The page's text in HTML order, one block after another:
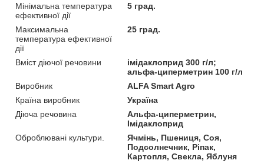
Мінімальна температура
ефективної дії
5 град.
Максимальна
температура ефективної
дії
25 град.
Вміст діючої речовини
імідаклоприд 300 г/л;
альфа-циперметрин 100 г/л
Виробник
ALFA Smart Agro
Країна виробник
Україна
Діюча речовина
Альфа-циперметрин,
Імідаклоприд
Оброблювані культури.
Ячмінь, Пшениця, Соя,
Подсолнечник, Ріпак,
Картопля, Свекла, Яблуня